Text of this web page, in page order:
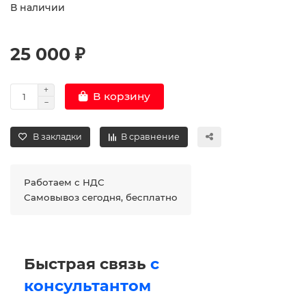
В наличии
25 000 ₽
В корзину
В закладки В сравнение
Работаем с НДС
Самовывоз сегодня, бесплатно
Быстрая связь с
консультантом